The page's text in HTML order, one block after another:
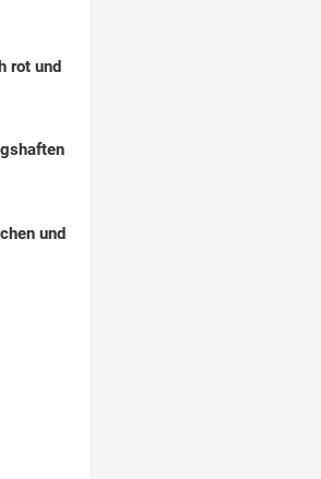
rot und
und